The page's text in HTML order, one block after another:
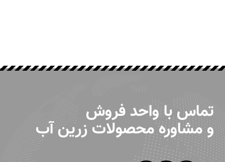
تماس با واحد فروش
و مشاوره محصولات زرین آب